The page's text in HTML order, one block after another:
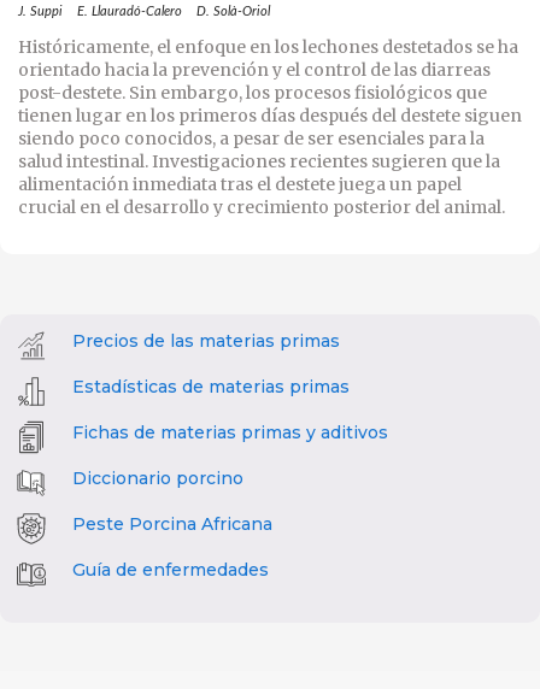
J. Suppi E. Llauradó-Calero D. Solà-Oriol
Históricamente, el enfoque en los lechones destetados se ha
orientado hacia la prevención y el control de las diarreas
post-destete. Sin embargo, los procesos fisiológicos que
tienen lugar en los primeros días después del destete siguen
siendo poco conocidos, a pesar de ser esenciales para la
salud intestinal. Investigaciones recientes sugieren que la
alimentación inmediata tras el destete juega un papel
crucial en el desarrollo y crecimiento posterior del animal.
Precios de las materias primas
Estadísticas de materias primas
Fichas de materias primas y aditivos
Diccionario porcino
Peste Porcina Africana
Guía de enfermedades